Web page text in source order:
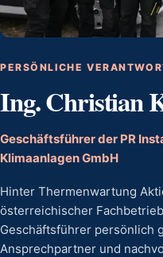
PERSÖNLICHE
Ing. Christian
Geschäftsführer der PR
Klimaanlagen GmbH
Hinter Thermenwartung
österreichischer
Geschäftsführer persönlich
Ansprechpartner und